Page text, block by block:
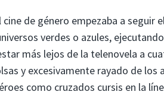
de género empezaba a seguir
verdes o azules,
más lejos de la telenovela a
y excesivamente rayado de los
como cruzados cursis en la